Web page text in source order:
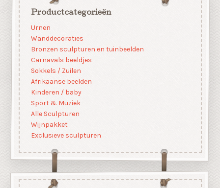
Productcategorieën
Urnen
Wanddecoraties
Bronzen sculpturen en tuinbeelden
Carnavals beeldjes
Sokkels / Zuilen
Afrikaanse beelden
Kinderen / baby
Sport & Muziek
Alle Sculpturen
Wijnpakket
Exclusieve sculpturen